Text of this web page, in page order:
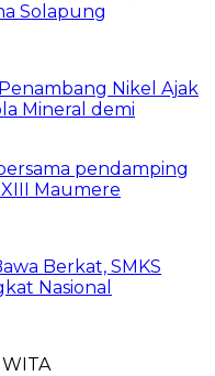
Nikel Ajak
Mineral demi
Berkat, SMKS
Nasional